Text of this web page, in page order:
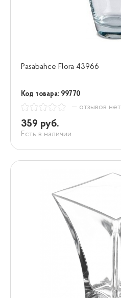
Pasabahce Flora 43966
Код товара: 99770
— отзывов нет
359 руб.
Есть в наличии